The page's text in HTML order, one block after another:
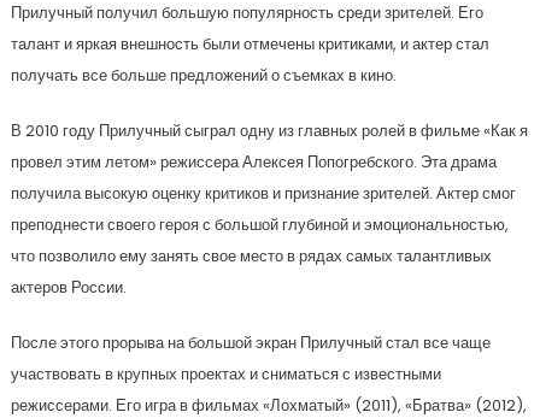
Прилучный получил большую популярность среди зрителей. Его
талант и яркая внешность были отмечены критиками, и актер стал
получать все больше предложений о съемках в кино.
В 2010 году Прилучный сыграл одну из главных ролей в фильме «Как я
провел этим летом» режиссера Алексея Попогребского. Эта драма
получила высокую оценку критиков и признание зрителей. Актер смог
преподнести своего героя с большой глубиной и эмоциональностью,
что позволило ему занять свое место в рядах самых талантливых
актеров России.
После этого прорыва на большой экран Прилучный стал все чаще
участвовать в крупных проектах и сниматься с известными
режиссерами. Его игра в фильмах «Лохматый» (2011), «Братва» (2012),